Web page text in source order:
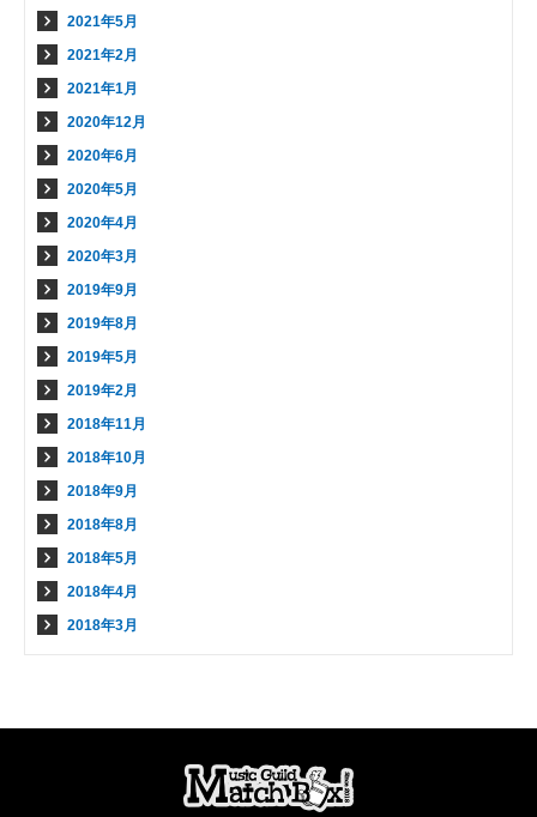
2021年5月
2021年2月
2021年1月
2020年12月
2020年6月
2020年5月
2020年4月
2020年3月
2019年9月
2019年8月
2019年5月
2019年2月
2018年11月
2018年10月
2018年9月
2018年8月
2018年5月
2018年4月
2018年3月